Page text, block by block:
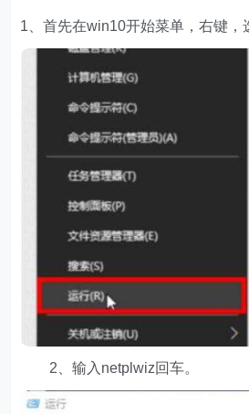
1、首先在win10开始菜单，右键，
2、输入netplwiz回车。